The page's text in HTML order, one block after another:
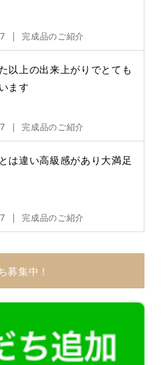
完成品のご紹介
以上の出来上がりでとても
ます
完成品のご紹介
は違い高級感があり大満足
完成品のご紹介
募集中！